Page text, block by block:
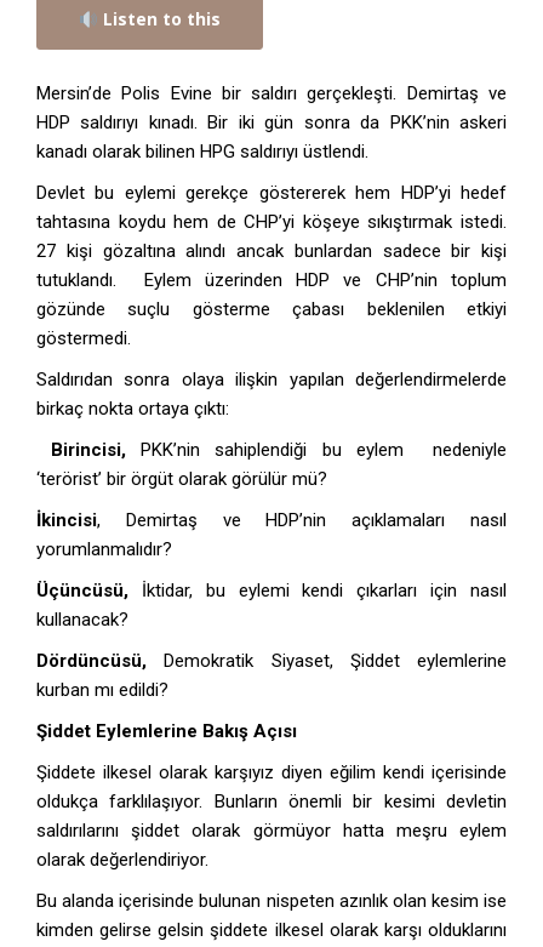
Listen to this
Mersin’de Polis Evine bir saldırı gerçekleşti. Demirtaş ve
HDP saldırıyı kınadı. Bir iki gün sonra da PKK’nin askeri
kanadı olarak bilinen HPG saldırıyı üstlendi.
Devlet bu eylemi gerekçe göstererek hem HDP’yi hedef
tahtasına koydu hem de CHP’yi köşeye sıkıştırmak istedi.
27 kişi gözaltına alındı ancak bunlardan sadece bir kişi
tutuklandı. Eylem üzerinden HDP ve CHP’nin toplum
gözünde suçlu gösterme çabası beklenilen etkiyi
göstermedi.
Saldırıdan sonra olaya ilişkin yapılan değerlendirmelerde
birkaç nokta ortaya çıktı:
Birincisi, PKK’nin sahiplendiği bu eylem nedeniyle
‘terörist’ bir örgüt olarak görülür mü?
İkincisi, Demirtaş ve HDP’nin açıklamaları nasıl
yorumlanmalıdır?
Üçüncüsü, İktidar, bu eylemi kendi çıkarları için nasıl
kullanacak?
Dördüncüsü, Demokratik Siyaset, Şiddet eylemlerine
kurban mı edildi?
Şiddet Eylemlerine Bakış Açısı
Şiddete ilkesel olarak karşıyız diyen eğilim kendi içerisinde
oldukça farklılaşıyor. Bunların önemli bir kesimi devletin
saldırılarını şiddet olarak görmüyor hatta meşru eylem
olarak değerlendiriyor.
Bu alanda içerisinde bulunan nispeten azınlık olan kesim ise
kimden gelirse gelsin şiddete ilkesel olarak karşı olduklarını